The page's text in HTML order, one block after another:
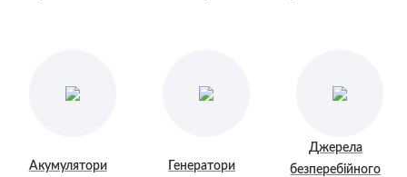
Акумулятори Генератори
Джерела
безперебійного